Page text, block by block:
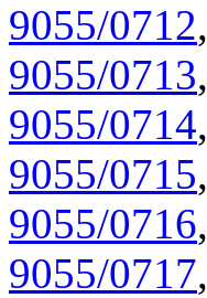
9055/0712,
9055/0713,
9055/0714,
9055/0715,
9055/0716,
9055/0717,